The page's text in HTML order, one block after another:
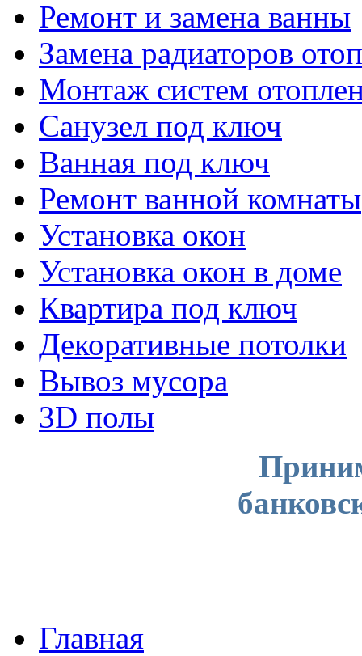
Ремонт и замена ванны
Замена радиаторов
Монтаж систем
Санузел под ключ
Ванная под ключ
Ремонт ванной комнаты
Установка окон
Установка окон в доме
Квартира под ключ
Декоративные потолки
Вывоз мусора
3D полы
Главная